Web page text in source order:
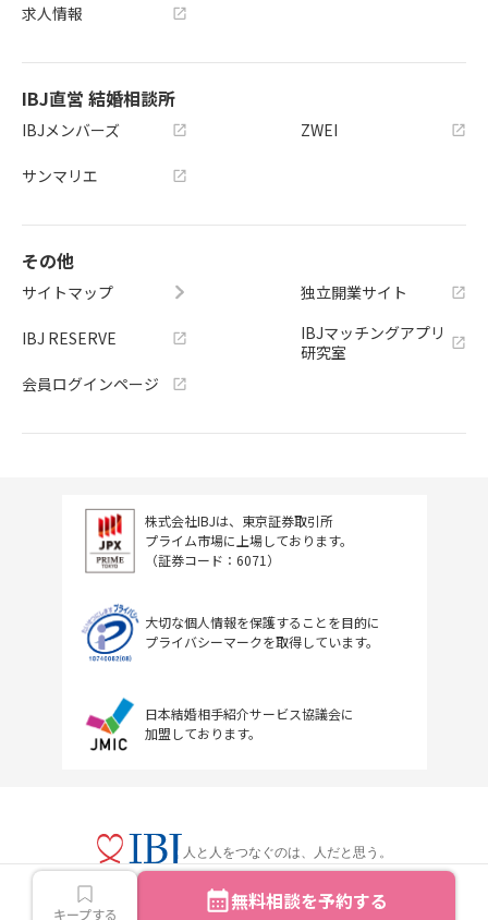
キープする 無料相談を予約する
求人情報
IBJ直営 結婚相談所
IBJメンバーズ
サンマリエ
ZWEI
その他
サイトマップ
IBJ RESERVE
会員ログインページ
独立開業サイト
IBJマッチングアプリ
研究室
株式会社IBJは、東京証券取引所
プライム市場に上場しております。
（証券コード：6071）
大切な個人情報を保護することを目的に
プライバシーマークを取得しています。
日本結婚相手紹介サービス協議会に
加盟しております。
人と人をつなぐのは、人だと思う。